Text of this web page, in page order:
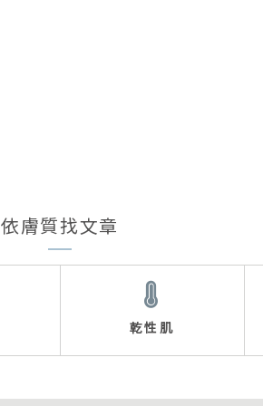
依膚質找文章
乾性肌